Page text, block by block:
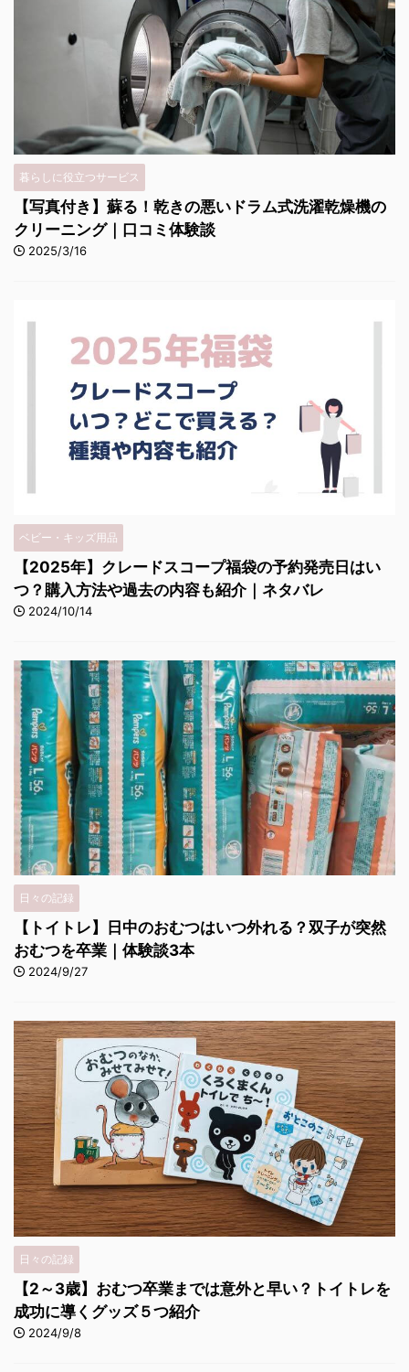
暮らしに役立つサービス
【写真付き】蘇る！乾きの悪いドラム式洗濯乾燥機の
クリーニング｜口コミ体験談
2025/3/16
ベビー・キッズ用品
【2025年】クレードスコープ福袋の予約発売日はい
つ？購入方法や過去の内容も紹介｜ネタバレ
2024/10/14
日々の記録
【トイトレ】日中のおむつはいつ外れる？双子が突然
おむつを卒業｜体験談3本
2024/9/27
日々の記録
【2～3歳】おむつ卒業までは意外と早い？トイトレを
成功に導くグッズ５つ紹介
2024/9/8